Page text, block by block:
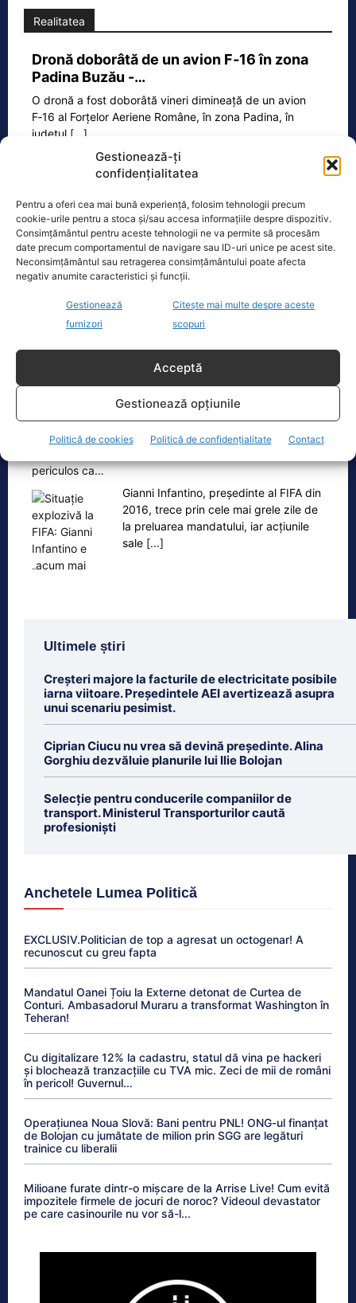
Gestionează-ți
confidențialitatea
Pentru a oferi cea mai bună experiență, folosim tehnologii precum
cookie-urile pentru a stoca și/sau accesa informațiile despre dispozitiv.
Consimțământul pentru aceste tehnologii ne va permite să procesăm
date precum comportamentul de navigare sau ID-uri unice pe acest site.
Neconsimțământul sau retragerea consimțământului poate afecta
negativ anumite caracteristici și funcții.
Gestionează
furnizori
Citește mai multe despre aceste
scopuri
Acceptă
Gestionează opțiunile
Politică de cookies Politică de confidențialitate Contact
Realitatea
Dronă doborâtă de un avion F‑16 în zona
Padina Buzău -…
O dronă a fost doborâtă vineri dimineață de un avion
F‑16 al Forțelor Aeriene Române, în zona Padina, în
județul [...]
Ecopolitic
Ambulanță atacată/Miruță îi cere lui
Grindeanu să pună pe ordinea de…
Ministrul interimar al Apărării, Radu
Deputaților, Sorin Grindeanu, să pună
pe ordinea de zi, spre
periculos ca…
Gianni Infantino, președinte al FIFA din
2016, trece prin cele mai grele zile de
la preluarea mandatului, iar acțiunile
sale [...]
Ultimele știri
Creșteri majore la facturile de electricitate posibile
iarna viitoare. Președintele AEI avertizează asupra
unui scenariu pesimist.
Ciprian Ciucu nu vrea să devină președinte. Alina
Gorghiu dezvăluie planurile lui Ilie Bolojan
Selecție pentru conducerile companiilor de
transport. Ministerul Transporturilor caută
profesioniști
Anchetele Lumea Politică
EXCLUSIV.Politician de top a agresat un octogenar! A
recunoscut cu greu fapta
Mandatul Oanei Țoiu la Externe detonat de Curtea de
Conturi. Ambasadorul Muraru a transformat Washington în
Teheran!
Cu digitalizare 12% la cadastru, statul dă vina pe hackeri
și blochează tranzacțiile cu TVA mic. Zeci de mii de români
în pericol! Guvernul...
Operațiunea Noua Slovă: Bani pentru PNL! ONG-ul finanțat
de Bolojan cu jumătate de milion prin SGG are legături
trainice cu liberalii
Milioane furate dintr-o mișcare de la Arrise Live! Cum evită
impozitele firmele de jocuri de noroc? Videoul devastator
pe care casinourile nu vor să-l...